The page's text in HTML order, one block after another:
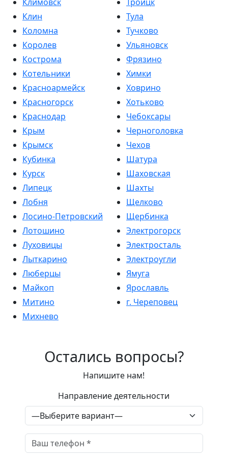
Клин
Коломна
Королев
Кострома
Котельники
Красноармейск
Красногорск
Краснодар
Крым
Крымск
Кубинка
Курск
Липецк
Лобня
Лосино-Петровский
Лотошино
Луховицы
Лыткарино
Люберцы
Майкоп
Митино
Михнево
Тула
Тучково
Ульяновск
Фрязино
Химки
Ховрино
Хотьково
Чебоксары
Черноголовка
Чехов
Шатура
Шаховская
Шахты
Щелково
Щербинка
Электрогорск
Электросталь
Электроугли
Ямуга
Ярославль
г. Череповец
Остались вопросы?
Напишите нам!
Направление деятельности